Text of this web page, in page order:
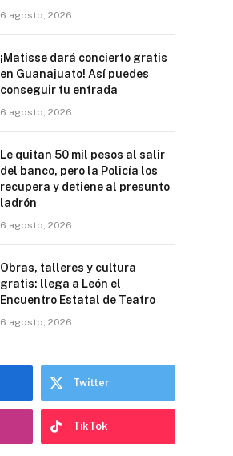
6 agosto, 2026
¡Matisse dará concierto gratis
en Guanajuato! Así puedes
conseguir tu entrada
6 agosto, 2026
Le quitan 50 mil pesos al salir
del banco, pero la Policía los
recupera y detiene al presunto
ladrón
6 agosto, 2026
Obras, talleres y cultura
gratis: llega a León el
Encuentro Estatal de Teatro
6 agosto, 2026
Twitter
TikTok